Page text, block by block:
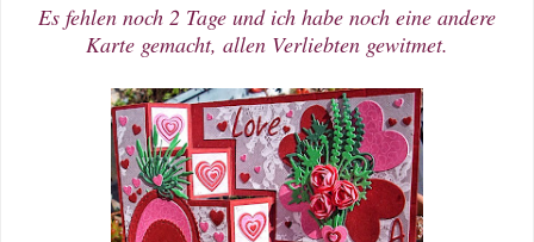
Es fehlen noch 2 Tage und ich habe noch eine andere
Karte gemacht, allen Verliebten gewitmet.